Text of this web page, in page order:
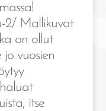
2/ Mallikuvat
on ollut
vuosien
itse